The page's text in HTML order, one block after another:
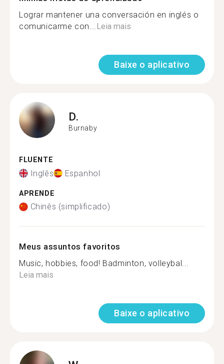
Lograr mantener una conversación en inglés o
comunicarme con...Leia mais
Baixe o aplicativo
D.
Burnaby
FLUENTE
Inglês Espanhol
APRENDE
Chinês (simplificado)
Meus assuntos favoritos
Music, hobbies, food! Badminton, volleybal...
Leia mais
Baixe o aplicativo